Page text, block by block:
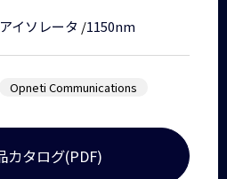
アイソレータ /1150nm
Opneti Communications
カタログ(PDF)